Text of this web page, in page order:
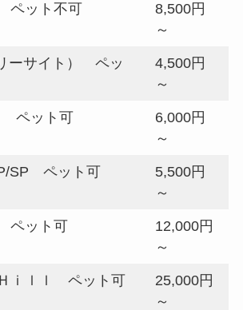
ペット不可
8,500円
～
ーサイト） ペッ
4,500円
～
ペット可
6,000円
～
SP ペット可
5,500円
～
ペット可
12,000円
～
ｉｌｌ ペット可
25,000円
～